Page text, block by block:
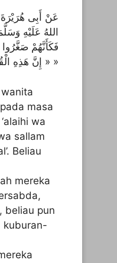
عَنْ أَبِى
اللهُ عَلَيْهِ
فَكَأَنَّهُمْ
« إِنَّ هَذِهِ الْقُبُورَ مَمْلُوءَةٌ ظُلْمَةً عَلَى أَهْلِهَا وَإِنَّ اللَّهَ عَزَّ وَجَلَّ يُنَوِّرُهَا لَهُمْ بِصَلاَتِى عَلَيْهِمْ »
masa
wa
sallam
Beliau
mereka
beliau pun
kuburan-